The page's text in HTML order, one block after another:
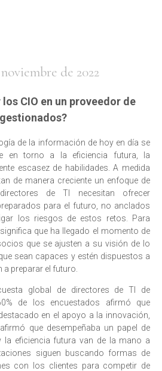
de 2022
CIO en un proveedor de
de la información de hoy en día se
en torno a la eficiencia futura, la
escasez de habilidades. A medida
de manera creciente un enfoque de
de TI necesitan ofrecer
para el futuro, no anclados
los riesgos de estos retos. Para
que ha llegado el momento de
que se ajusten a su visión de lo
sean capaces y estén dispuestos a
preparar el futuro.
global de directores de TI de
de los encuestados afirmó que
en el apoyo a la innovación,
que desempeñaba un papel de
la eficiencia futura van de la mano a
siguen buscando formas de
con los clientes para competir de